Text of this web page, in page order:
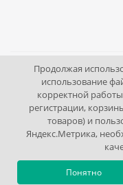
2009 - 2026 ©
195043, г. Санкт-
Продолжая
использование
корректной
регистрации,
товаров) и
Яндекс.Метрика,
Понятно